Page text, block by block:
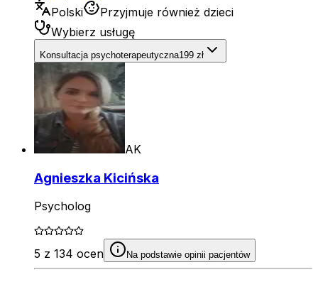
Polski
Przyjmuje również dzieci
Wybierz usługę
Konsultacja psychoterapeutyczna199 zł
AK
Agnieszka Kicińska
Psycholog
5 z 134 ocen Na podstawie opinii pacjentów